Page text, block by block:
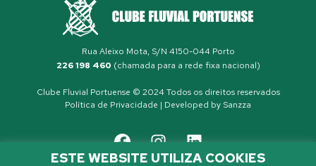
Rua Aleixo Mota, S/N 4150-044 Porto
226 198 460 (chamada para a rede fixa nacional)
Clube Fluvial Portuense © 2024 Todos os direitos reservados
Política de Privacidade | Developed by Sanzza
ESTE WEBSITE UTILIZA COOKIES